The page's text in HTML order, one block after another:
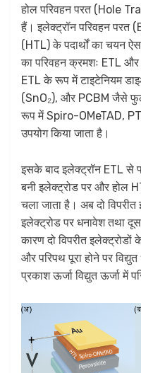
होल परिवहन परत (Hole
हैं। इलेक्ट्रॉन परिवहन परत
(HTL) के पदार्थों का चयन
का परिवहन क्रमशः ETL
ETL के रूप में टाइटेनियम
(SnO₂), और PCBM जैसे
रूप में Spiro-OMeTAD,
उपयोग किया जाता है।
इसके बाद इलेक्ट्रॉन ETL से
बनी इलेक्ट्रोड पर और होल
चला जाता है। अब दो
इलेक्ट्रोड पर धनावेश तथा
कारण दो विपरीत इलेक्ट्रोडों
और परिपथ पूरा होने पर
प्रकाश ऊर्जा विद्युत ऊर्जा में